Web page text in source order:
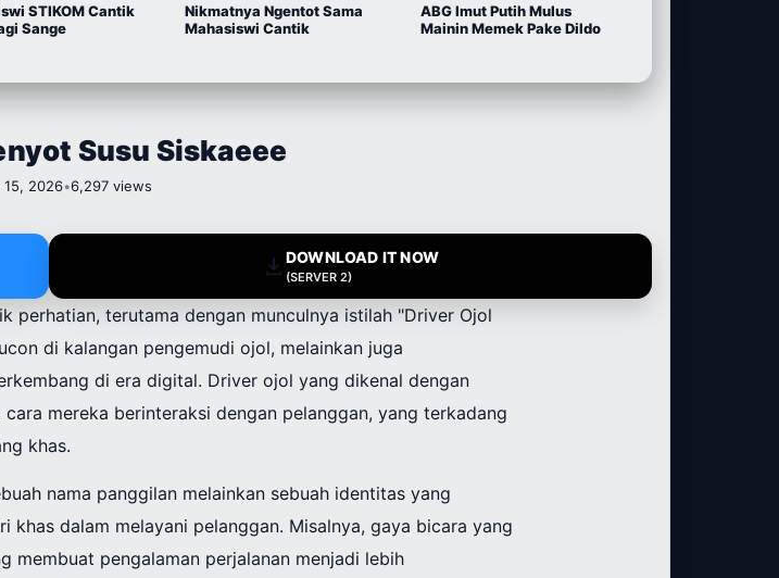
STIKOM Cantik
Sange
Nikmatnya Ngentot Sama
Mahasiswi Cantik
ABG Imut Putih Mulus
Mainin Memek Pake Dildo
Susu Siskaeee
15, 2026•6,297 views
DOWNLOAD IT NOW
(SERVER 2)
perhatian, terutama dengan munculnya istilah "Driver Ojol
di kalangan pengemudi ojol, melainkan juga
di era digital. Driver ojol yang dikenal dengan
mereka berinteraksi dengan pelanggan, yang terkadang
khas.
nama panggilan melainkan sebuah identitas yang
dalam melayani pelanggan. Misalnya, gaya bicara yang
membuat pengalaman perjalanan menjadi lebih